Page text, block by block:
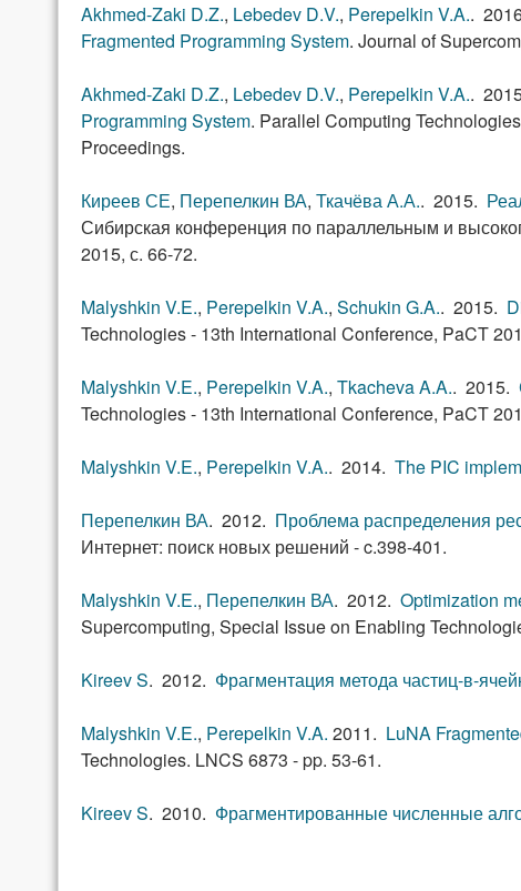
Akhmed-Zaki D.Z., Lebedev D.V., Perepelkin V.A..
Fragmented Programming System. Journal of
Akhmed-Zaki D.Z., Lebedev D.V., Perepelkin V.A..
Programming System. Parallel Computing
Proceedings.
Киреев СЕ, Перепелкин ВА, Ткачёва А.А.. 2015.
Сибирская конференция по параллельным и
2015, с. 66-72.
Malyshkin V.E., Perepelkin V.A., Schukin G.A.. 2015.
Technologies - 13th International Conference, PaCT
Malyshkin V.E., Perepelkin V.A., Tkacheva A.A.. 2015.
Technologies - 13th International Conference, PaCT
Malyshkin V.E., Perepelkin V.A.. 2014. The PIC
Перепелкин ВА. 2012. Проблема распределения
Интернет: поиск новых решений - c.398-401.
Malyshkin V.E., Перепелкин ВА. 2012. Optimization
Supercomputing, Special Issue on Enabling
Kireev S. 2012. Фрагментация метода частиц-в-
Malyshkin V.E., Perepelkin V.A. 2011. LuNA
Technologies. LNCS 6873 - pp. 53-61.
Kireev S. 2010. Фрагментированные численные